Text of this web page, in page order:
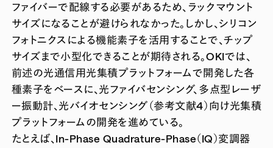
ファイバーで配線する必要があるため、ラックマウント
サイズになることが避けられなかった。しかし、シリコン
フォトニクスによる機能素子を活用することで、チップ
サイズまで小型化できることが期待される。OKIでは、
前述の光通信用光集積プラットフォームで開発した各
種素子をベースに、光ファイバセンシング、多点型レーザ
ー振動計、光バイオセンシング（参考文献4）向け光集積
プラットフォームの開発を進めている。
たとえば、In-Phase Quadrature-Phase（IQ）変調器